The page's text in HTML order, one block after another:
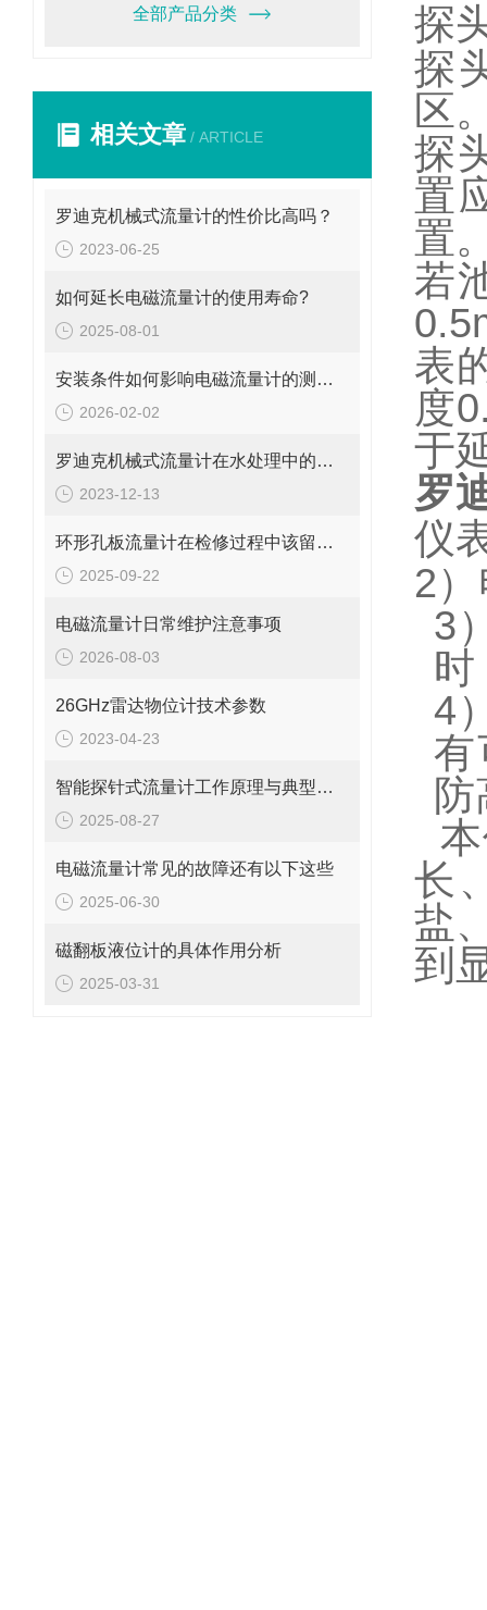
全部产品分类
相关文章 / ARTICLE
罗迪克机械式流量计的性价比高吗？
2023-06-25
如何延长电磁流量计的使用寿命?
2025-08-01
安装条件如何影响电磁流量计的测量精度?
2026-02-02
罗迪克机械式流量计在水处理中的应用
2023-12-13
环形孔板流量计在检修过程中该留意的事项
2025-09-22
电磁流量计日常维护注意事项
2026-08-03
26GHz雷达物位计技术参数
2023-04-23
智能探针式流量计工作原理与典型应用
2025-08-27
电磁流量计常见的故障还有以下这些
2025-06-30
磁翻板液位计的具体作用分析
2025-03-31
探
探
区
探
置
置
若
表
度
于
罗
仪
2
3
4
有
长
盐
到